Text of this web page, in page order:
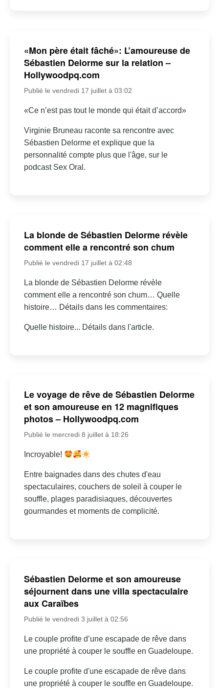
«Mon père était fâché»: L’amoureuse de
Sébastien Delorme sur la relation –
Hollywoodpq.com
Publié le vendredi 17 juillet à 03:02
«Ce n’est pas tout le monde qui était d’accord»
Virginie Bruneau raconte sa rencontre avec
Sébastien Delorme et explique que la
personnalité compte plus que l'âge, sur le
podcast Sex Oral.
La blonde de Sébastien Delorme révèle
comment elle a rencontré son chum
Publié le vendredi 17 juillet à 02:48
La blonde de Sébastien Delorme révèle
comment elle a rencontré son chum… Quelle
histoire… Détails dans les commentaires:
Quelle histoire... Détails dans l'article.
Le voyage de rêve de Sébastien Delorme
et son amoureuse en 12 magnifiques
photos – Hollywoodpq.com
Publié le mercredi 8 juillet à 18:26
Incroyable!
Entre baignades dans des chutes d'eau
spectaculaires, couchers de soleil à couper le
souffle, plages paradisiaques, découvertes
gourmandes et moments de complicité.
Sébastien Delorme et son amoureuse
séjournent dans une villa spectaculaire
aux Caraïbes
Publié le vendredi 3 juillet à 02:56
Le couple profite d’une escapade de rêve dans
une propriété à couper le souffle en Guadeloupe.
Le couple profite d'une escapade de rêve dans
une propriété à couper le souffle en Guadeloupe.